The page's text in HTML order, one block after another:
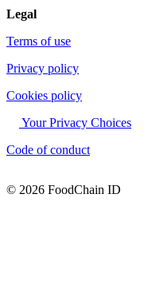
Legal
Terms of use
Privacy policy
Cookies policy
Your Privacy Choices
Code of conduct
© 2026 FoodChain ID